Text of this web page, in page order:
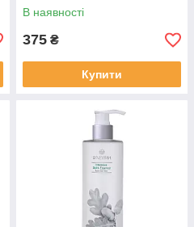
В наявності
375 ₴
Купити